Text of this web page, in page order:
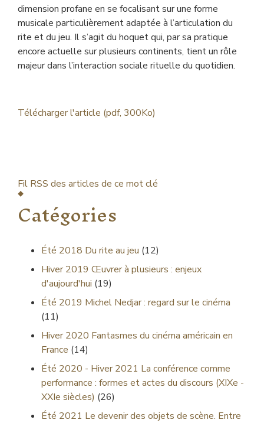
dimension profane en se focalisant sur une forme
musicale particulièrement adaptée à l’articulation du
rite et du jeu. Il s’agit du hoquet qui, par sa pratique
encore actuelle sur plusieurs continents, tient un rôle
majeur dans l’interaction sociale rituelle du quotidien.
Télécharger l'article (pdf, 300Ko)
Fil RSS des articles de ce mot clé
Catégories
Été 2018 Du rite au jeu (12)
Hiver 2019 Œuvrer à plusieurs : enjeux
d'aujourd'hui (19)
Été 2019 Michel Nedjar : regard sur le cinéma
(11)
Hiver 2020 Fantasmes du cinéma américain en
France (14)
Été 2020 - Hiver 2021 La conférence comme
performance : formes et actes du discours (XIXe -
XXIe siècles) (26)
Été 2021 Le devenir des objets de scène. Entre